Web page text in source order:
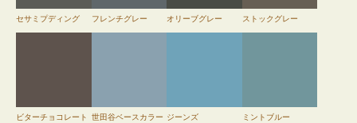
セサミプディング フレンチグレー オリーブグレー ストックグレー
ビターチョコレート 世田谷ベースカラー ジーンズ ミントブルー